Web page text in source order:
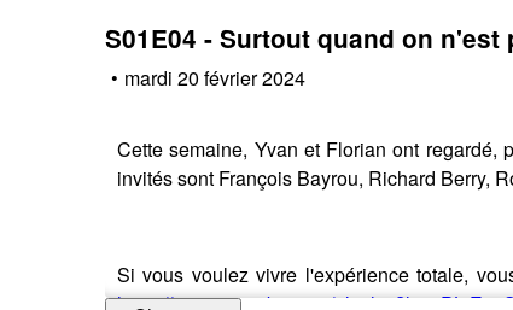
S01E04 - Surtout quand on n'est
• mardi 20 février 2024
Cette semaine, Yvan et Florian ont regardé,
invités sont François Bayrou, Richard Berry,
Si vous voulez vivre l'expérience totale,
https://www.youtube.com/